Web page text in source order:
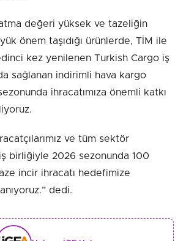
değeri yüksek ve tazeliğin
önem taşıdığı ürünlerde, TİM ile
kez yenilenen Turkish Cargo iş
sağlanan indirimli hava kargo
ihracatımıza önemli katkı
ve tüm sektör
iş birliğiyle 2026 sezonunda 100
incir ihracatı hedefimize
dedi.